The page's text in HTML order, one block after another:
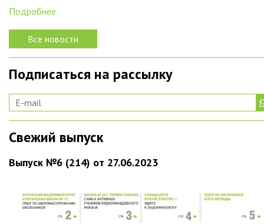
Подробнее
Все новости
Подписаться на рассылку
Свежий выпуск
Выпуск №6 (214) от 27.06.2023